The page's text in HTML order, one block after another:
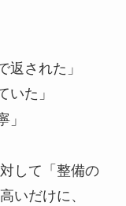
返された」
いた」
」
して「整備の
いだけに、